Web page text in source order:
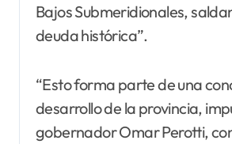
Bajos Submeridionales,
deuda histórica”.
“Esto forma parte de una
desarrollo de la provincia,
gobernador Omar Perotti,